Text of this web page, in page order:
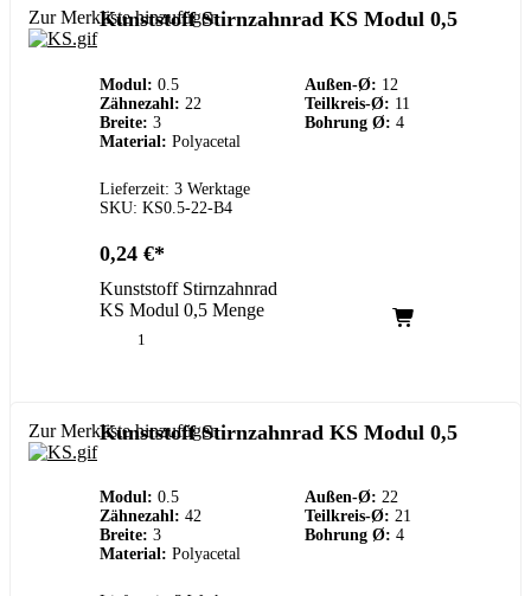
Zur Merkliste hinzufügen
Kunststoff Stirnzahnrad KS Modul 0,5
Modul: 0.5 Außen-Ø: 12
Zähnezahl: 22 Teilkreis-Ø: 11
Breite: 3 Bohrung Ø: 4
Material: Polyacetal
Lieferzeit: 3 Werktage
SKU: KS0.5-22-B4
0,24 €
Kunststoff Stirnzahnrad
KS Modul 0,5 Menge
Zur Merkliste hinzufügen
Kunststoff Stirnzahnrad KS Modul 0,5
Modul: 0.5 Außen-Ø: 22
Zähnezahl: 42 Teilkreis-Ø: 21
Breite: 3 Bohrung Ø: 4
Material: Polyacetal